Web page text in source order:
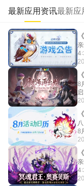
最新应用资讯最新应
8
8